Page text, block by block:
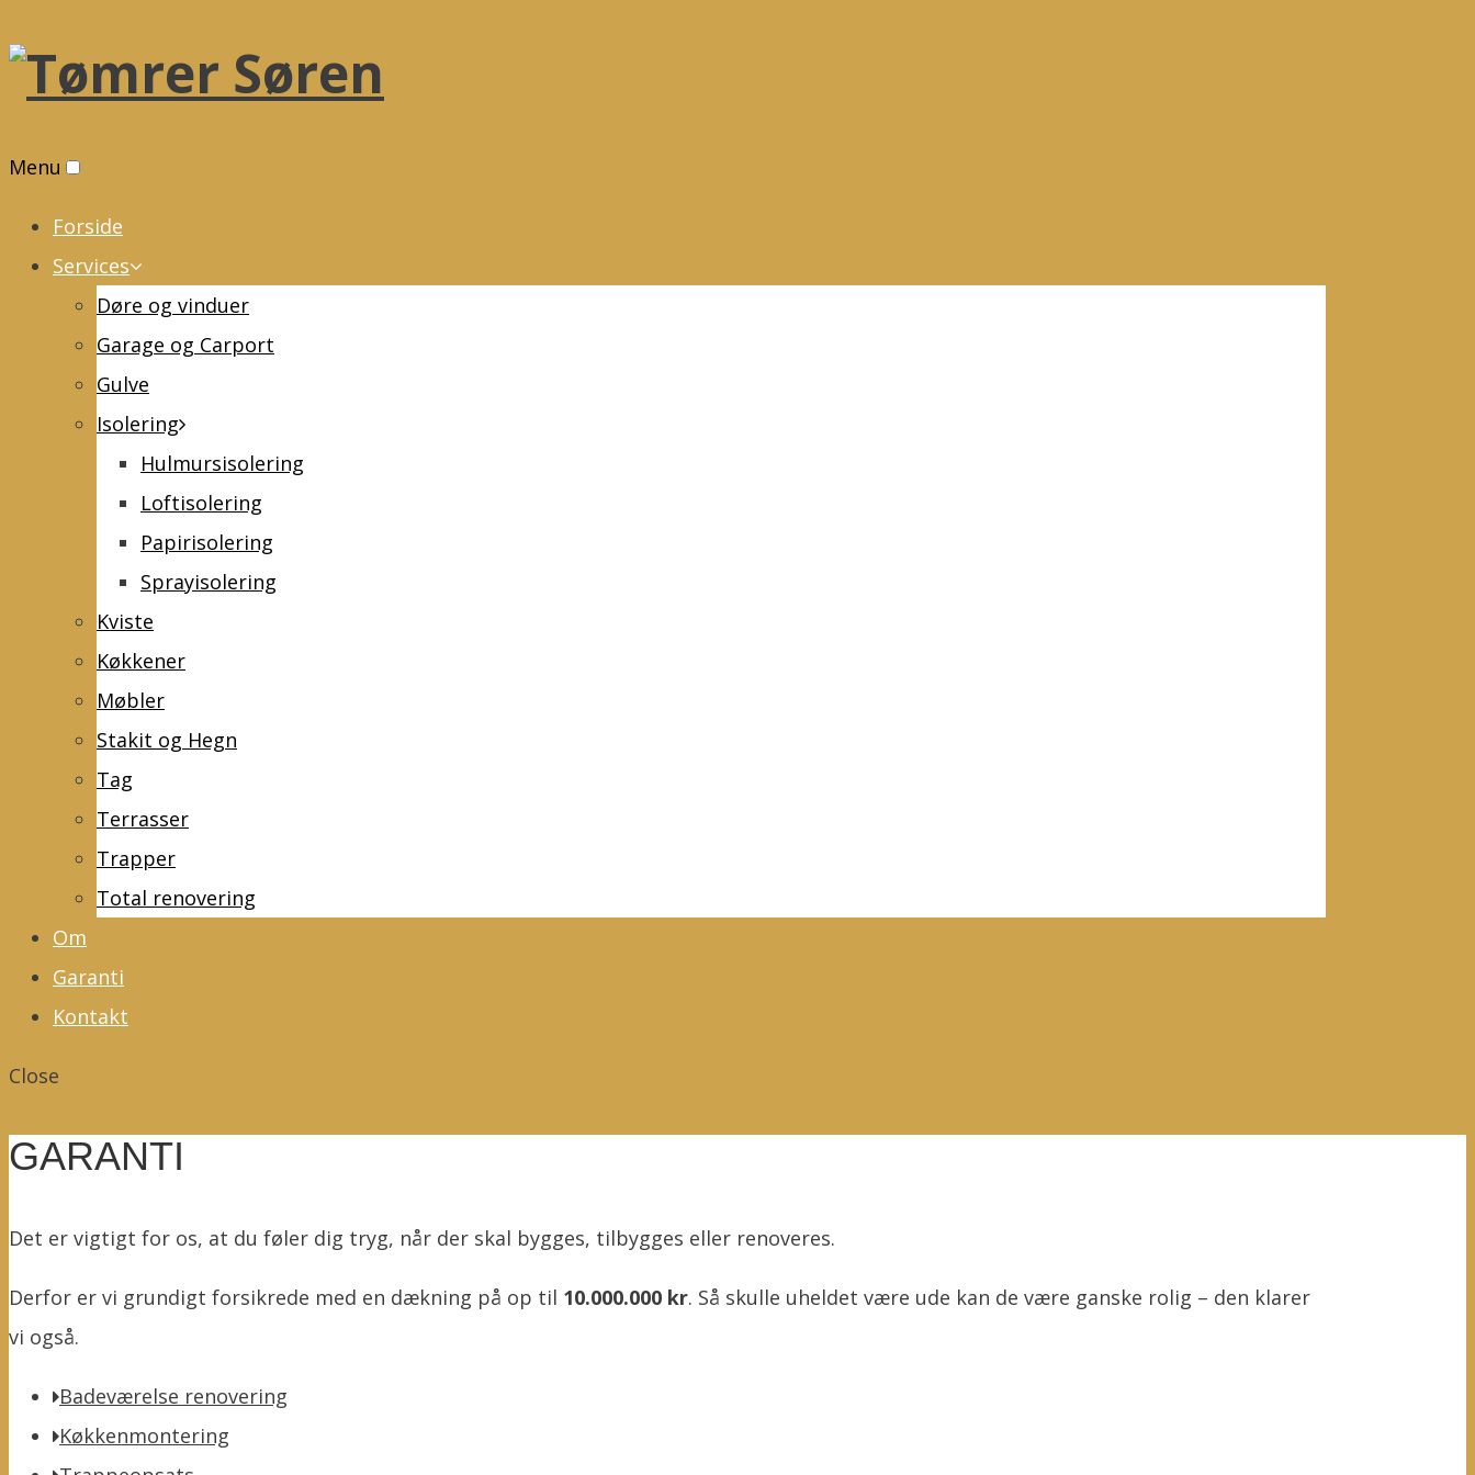
Menu
Forside
Services
Døre og vinduer
Garage og Carport
Gulve
Isolering
Hulmursisolering
Loftisolering
Papirisolering
Sprayisolering
Kviste
Køkkener
Møbler
Stakit og Hegn
Tag
Terrasser
Trapper
Total renovering
Om
Garanti
Kontakt
Close
GARANTI
Det er vigtigt for os, at du føler dig tryg, når der skal bygges, tilbygges eller renoveres.
Derfor er vi grundigt forsikrede med en dækning på op til 10.000.000 kr. Så skulle uheldet være ude kan de være ganske rolig – den klarer
vi også.
Badeværelse renovering
Køkkenmontering